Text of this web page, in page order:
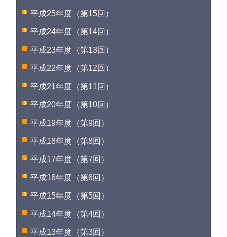
平成25年度（第15回）
平成24年度（第14回）
平成23年度（第13回）
平成22年度（第12回）
平成21年度（第11回）
平成20年度（第10回）
平成19年度（第9回）
平成18年度（第8回）
平成17年度（第7回）
平成16年度（第6回）
平成15年度（第5回）
平成14年度（第4回）
平成13年度（第3回）